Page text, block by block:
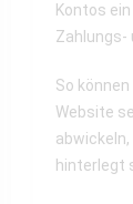
Kontos
Zahlungs-
So
Website
hinterlegt